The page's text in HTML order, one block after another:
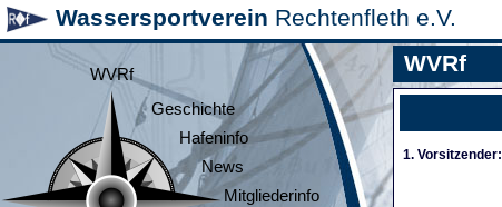
Wassersportverein Rechtenfleth e.V.
WVRf
Geschichte
Hafeninfo
News
Mitgliederinfo
WVRf
1. Vorsitzender: